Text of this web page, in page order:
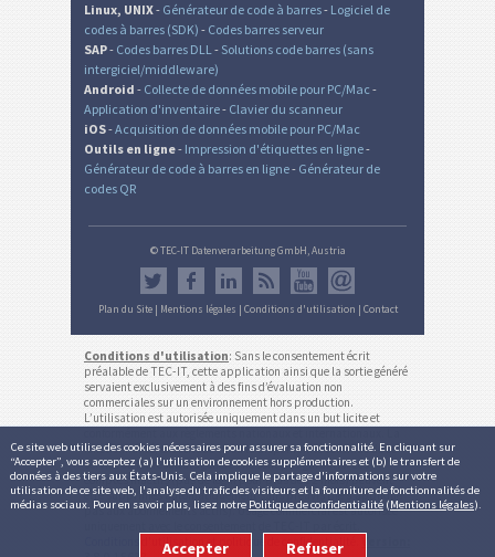
Ce site web utilise des cookies nécessaires pour assurer sa fonctionnalité. En cliquant sur
“Accepter”, vous acceptez (a) l'utilisation de cookies supplémentaires et (b) le transfert de
données à des tiers aux États-Unis. Cela implique le partage d'informations sur votre
utilisation de ce site web, l'analyse du trafic des visiteurs et la fourniture de fonctionnalités de
médias sociaux. Pour en savoir plus, lisez notre Politique de confidentialité (Mentions légales).
Accepter Refuser
Linux, UNIX- Générateur de code à barres- Logiciel de
codes à barres (SDK) - Codes barres serveur
SAP- Codes barres DLL- Solutions code barres (sans
intergiciel/middleware)
Android - Collecte de données mobile pour PC/Mac -
Application d'inventaire- Clavier du scanneur
iOS-Acquisition de données mobile pour PC/Mac
Outils en ligne- Impression d'étiquettes en ligne-
Générateur de code à barres en ligne- Générateur de
codes QR
© TEC-IT Datenverarbeitung GmbH, Austria
Plan du Site| Mentions légales | Conditions d'utilisation | Contact
Conditions d'utilisation: Sans le consentement écrit
préalable de TEC-IT, cette application ainsi que la sortie généré
servaient exclusivement à des fins d’évaluation non
commerciales sur un environnement hors production.
L’utilisation est autorisée uniquement dans un but licite et
fonctionnalité, exactitude et/ou la disponibilité continue de ce
service ou les résultats générés ne sont pas garantis. Les
comptes inactifs (pas de login pour plus de 12 mois) peuvent
être supprimés automatiquement sans préavis (ne s'applique
pas aux abonnements actifs). Usage commercial est autorisée
Conditions d'utilisation et politique de confidentialité